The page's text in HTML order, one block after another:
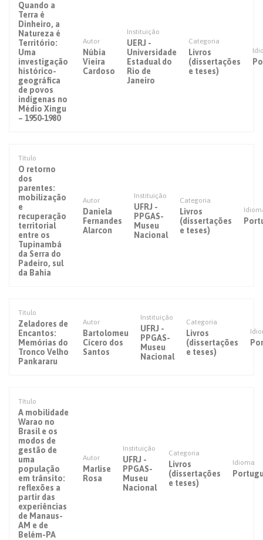
Quando a
Terra é
Dinheiro, a
Natureza é
Território:
Uma
investigação
histórico-
geográfica
de povos
indígenas no
Médio Xingu
– 1950-1980
Autor
Núbia
Vieira
Cardoso
Instituição
UERJ -
Universidade
Estadual do
Rio de
Janeiro
Categoria
Livros
(dissertações
e teses)
Título
O retorno
dos
parentes:
mobilização
e
recuperação
territorial
entre os
Tupinambá
da Serra do
Padeiro, sul
da Bahia
Autor
Daniela
Fernandes
Alarcon
Instituição
UFRJ -
PPGAS-
Museu
Nacional
Categoria
Livros
(dissertações
e teses)
Título
Zeladores de
Encantos:
Memórias do
Tronco Velho
Pankararu
Autor
Bartolomeu
Cícero dos
Santos
Instituição
UFRJ -
PPGAS-
Museu
Nacional
Categoria
Livros
(dissertações
e teses)
Título
A mobilidade
Warao no
Brasil e os
modos de
gestão de
uma
população
em trânsito:
reflexões a
partir das
experiências
de Manaus-
AM e de
Belém-PA
Autor
Marlise
Rosa
Instituição
UFRJ -
PPGAS-
Museu
Nacional
Categoria
Livros
(dissertações
e teses)
Idioma